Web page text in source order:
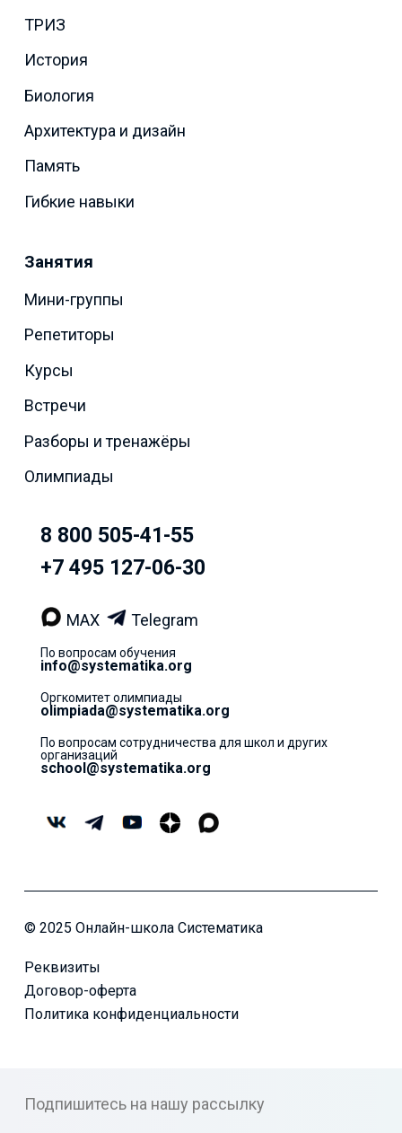
ТРИЗ
История
Биология
Архитектура и дизайн
Память
Гибкие навыки
Занятия
Мини-группы
Репетиторы
Курсы
Встречи
Разборы и тренажёры
Олимпиады
8 800 505-41-55
+7 495 127-06-30
MAX Telegram
По вопросам обучения
info@systematika.org
Оргкомитет олимпиады
olimpiada@systematika.org
По вопросам сотрудничества для школ и других
организаций
school@systematika.org
© 2025 Онлайн-школа Систематика
Реквизиты
Договор-оферта
Политика конфиденциальности
Подпишитесь на нашу рассылку